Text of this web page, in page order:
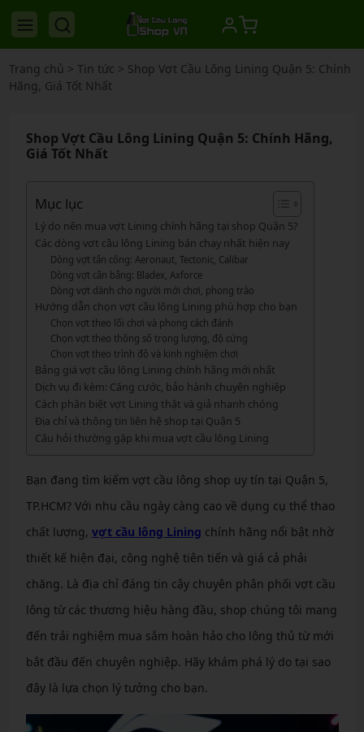
Trang chủ > Tin tức > Shop Vợt Cầu Lông Lining Quận 5: Chính
Hãng, Giá Tốt Nhất
Shop Vợt Cầu Lông Lining Quận 5: Chính Hãng,
Giá Tốt Nhất
Mục lục
Lý do nên mua vợt Lining chính hãng tại shop Quận 5?
Các dòng vợt cầu lông Lining bán chạy nhất hiện nay
Dòng vợt tấn công: Aeronaut, Tectonic, Calibar
Dòng vợt cân bằng: Bladex, Axforce
Dòng vợt dành cho người mới chơi, phong trào
Hướng dẫn chọn vợt cầu lông Lining phù hợp cho bạn
Chọn vợt theo lối chơi và phong cách đánh
Chọn vợt theo thông số trọng lượng, độ cứng
Chọn vợt theo trình độ và kinh nghiệm chơi
Bảng giá vợt cầu lông Lining chính hãng mới nhất
Dịch vụ đi kèm: Căng cước, bảo hành chuyên nghiệp
Cách phân biệt vợt Lining thật và giả nhanh chóng
Địa chỉ và thông tin liên hệ shop tại Quận 5
Câu hỏi thường gặp khi mua vợt cầu lông Lining
Bạn đang tìm kiếm vợt cầu lông shop uy tín tại Quận 5,
TP.HCM? Với nhu cầu ngày càng cao về dụng cụ thể thao
chất lượng, vợt cầu lông Lining chính hãng nổi bật nhờ
thiết kế hiện đại, công nghệ tiên tiến và giá cả phải
chăng. Là địa chỉ đáng tin cậy chuyên phân phối vợt cầu
lông từ các thương hiệu hàng đầu, shop chúng tôi mang
đến trải nghiệm mua sắm hoàn hảo cho lông thủ từ mới
bắt đầu đến chuyên nghiệp. Hãy khám phá lý do tại sao
đây là lựa chọn lý tưởng cho bạn.